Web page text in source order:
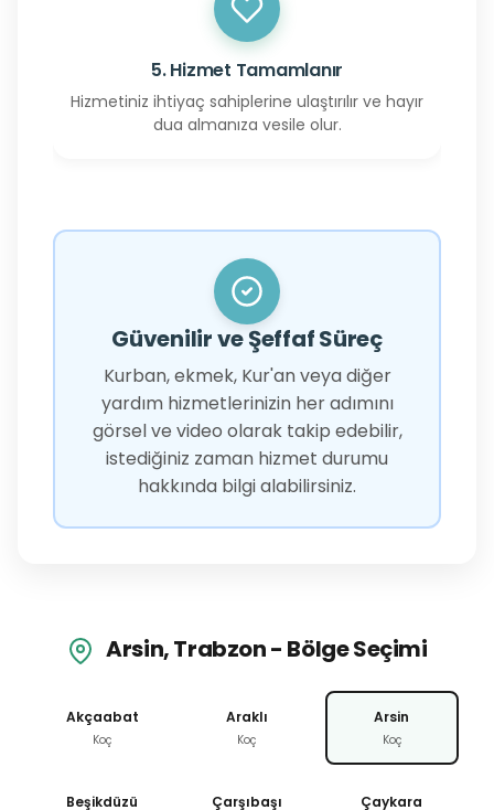
5. Hizmet Tamamlanır
Hizmetiniz ihtiyaç sahiplerine ulaştırılır ve hayır
dua almanıza vesile olur.
Güvenilir ve Şeffaf Süreç
Kurban, ekmek, Kur'an veya diğer
yardım hizmetlerinizin her adımını
görsel ve video olarak takip edebilir,
istediğiniz zaman hizmet durumu
hakkında bilgi alabilirsiniz.
Arsin, Trabzon - Bölge Seçimi
Akçaabat
Koç
Araklı
Koç
Arsin
Koç
Beşikdüzü Çarşıbaşı Çaykara